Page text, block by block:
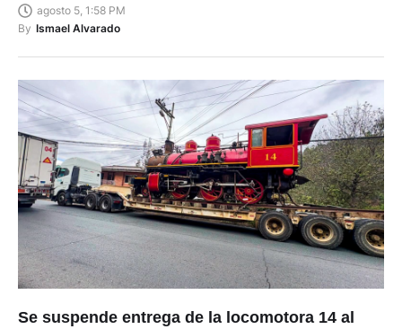
agosto 5, 1:58 PM
By Ismael Alvarado
Se suspende entrega de la locomotora 14 al